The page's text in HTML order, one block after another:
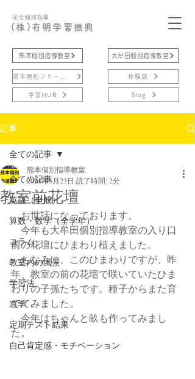
完全個別指導
(株)有明学習振興
熊本個別指導教室
学習HUB
大牟田個別指導教室
体験談
Blog
記事
全ての記事
英語（全般）
算数・数学（全学年）
コラム
教室内の風景
学習法
進学
定期テスト結果
自己肯定感・モチベーション
全ての記事
教室前花壇
熊本個別指導教室
2024年5月23日 読了時間: 2分
お世話になっております。
今年も大牟田個別指導教室の入り口
前の花壇にひまわり植えました。
ちなみに、このひまわりですが、昨
年、教室の前の花壇で咲いていたひま
わりの子孫たちです。種子からまた育
ててみました。
今年はちゃんと畝も作ってみまし
た。